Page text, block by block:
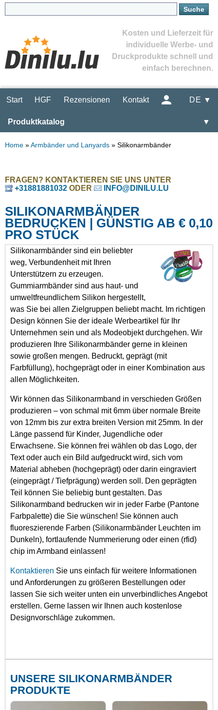
Kosten und Lieferzeit für
individuelle Werbe- und
Druckprodukte schnell und
einfach berechnen.
Start HGF Rezensionen Kontakt DE ▼
Produktkatalog ▼
Home »Armbänder und Lanyards » Silikonarmbänder
FRAGEN? KONTAKTIEREN SIE UNS UNTER
+31881881032 ODER INFO@DINILU.LU
SILIKONARMBÄNDER
BEDRUCKEN | GÜNSTIG AB € 0,10
PRO STÜCK
Silikonarmbänder sind ein beliebter
weg, Verbundenheit mit Ihren
Unterstützern zu erzeugen.
Gummiarmbänder sind aus haut- und
umweltfreundlichem Silikon hergestellt,
was Sie bei allen Zielgruppen beliebt macht. Im richtigen
Design können Sie der ideale Werbeartikel für Ihr
Unternehmen sein und als Modeobjekt durchgehen. Wir
produzieren Ihre Silikonarmbänder gerne in kleinen
sowie großen mengen. Bedruckt, geprägt (mit
Farbfüllung), hochgeprägt oder in einer Kombination aus
allen Möglichkeiten.
Wir können das Silikonarmband in verschieden Größen
produzieren – von schmal mit 6mm über normale Breite
von 12mm bis zur extra breiten Version mit 25mm. In der
Länge passend für Kinder, Jugendliche oder
Erwachsene. Sie können frei wählen ob das Logo, der
Text oder auch ein Bild aufgedruckt wird, sich vom
Material abheben (hochgeprägt) oder darin eingraviert
(eingeprägt / Tiefprägung) werden soll. Den geprägten
Teil können Sie beliebig bunt gestalten. Das
Silikonarmband bedrucken wir in jeder Farbe (Pantone
Farbpalette) die Sie wünschen! Sie können auch
fluoreszierende Farben (Silikonarmbänder Leuchten im
Dunkeln), fortlaufende Nummerierung oder einen (rfid)
chip im Armband einlassen!
Kontaktieren Sie uns einfach für weitere Informationen
und Anforderungen zu größeren Bestellungen oder
lassen Sie sich weiter unten ein unverbindliches Angebot
erstellen. Gerne lassen wir Ihnen auch kostenlose
Designvorschläge zukommen.
UNSERE SILIKONARMBÄNDER
PRODUKTE